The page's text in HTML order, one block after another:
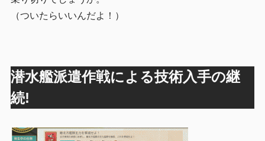
（ついたらいいんだよ！）
潜水艦派遣作戦による技術入手の継
続!